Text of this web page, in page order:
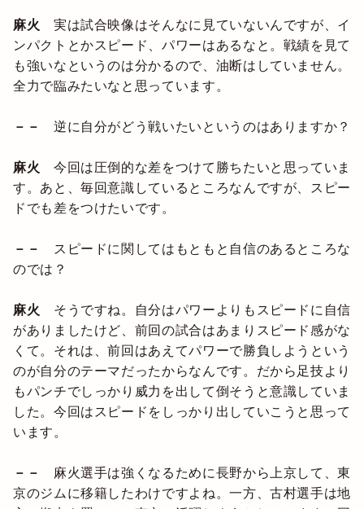
麻火 実は試合映像はそんなに見ていないんですが、イ
ンパクトとかスピード、パワーはあるなと。戦績を見て
も強いなというのは分かるので、油断はしていません。
全力で臨みたいなと思っています。
－－ 逆に自分がどう戦いたいというのはありますか？
麻火 今回は圧倒的な差をつけて勝ちたいと思っていま
す。あと、毎回意識しているところなんですが、スピー
ドでも差をつけたいです。
－－
スピードに関してはもともと自信のあるところな
のでは？
麻火 そうですね。自分はパワーよりもスピードに自信
がありましたけど、前回の試合はあまりスピード感がな
くて。それは、前回はあえてパワーで勝負しようという
のが自分のテーマだったからなんです。だから足技より
もパンチでしっかり威力を出して倒そうと意識していま
した。今回はスピードをしっかり出していこうと思って
います。
－－ 麻火選手は強くなるために長野から上京して、東
京のジムに移籍したわけですよね。一方、古村選手は地